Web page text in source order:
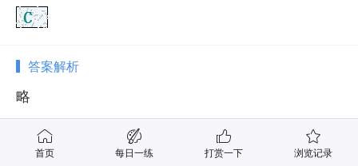
答案解析
略
首页 每日一练 打赏一下 浏览记录